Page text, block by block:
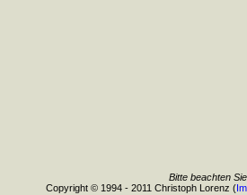
Bitte beachten
Copyright © 1994 - 2011 Christoph Lorenz (